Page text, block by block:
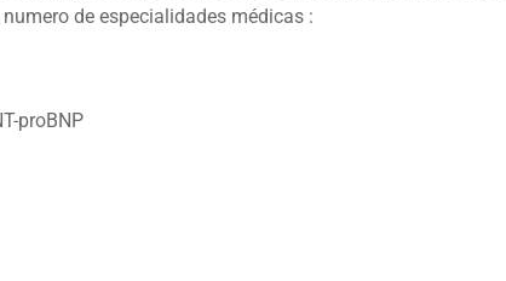
de especialidades médicas :
proBNP